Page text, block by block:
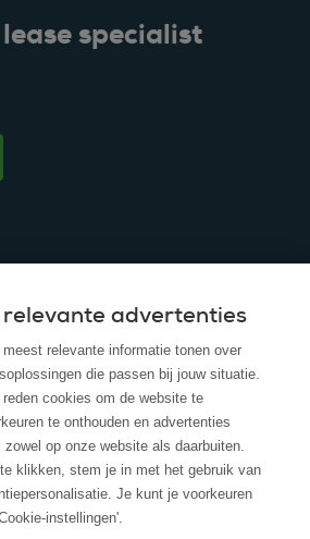
specialist
Service advertenties
relevante informatie tonen over
die passen bij jouw situatie.
cookies om de website te
te onthouden en advertenties
op onze website als daarbuiten.
klikken, stem je in met het gebruik van
Je kunt je voorkeuren
instellingen'.